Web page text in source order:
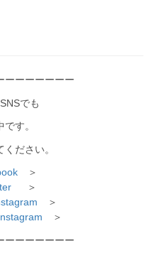
ーーーーーーー
でも
す。
ださい。
＞
＞
＞
＞
ーーーーーーー